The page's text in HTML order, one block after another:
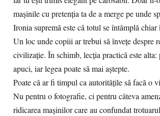
mașinile cu pretenția ta de a merge pe unde
Ironia supremă este că totul se întâmplă
Un loc unde copiii ar trebui să învețe despre
civilizație. În schimb, lecția practică este alta:
apuci, iar legea poate să mai aștepte.
Poate că ar fi timpul ca autoritățile să facă o
Nu pentru o fotografie, ci pentru câteva
ridicarea mașinilor care au confundat